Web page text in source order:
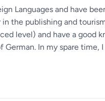
Languages ​​and have
the publishing and
level) and have a good
German. In my spare